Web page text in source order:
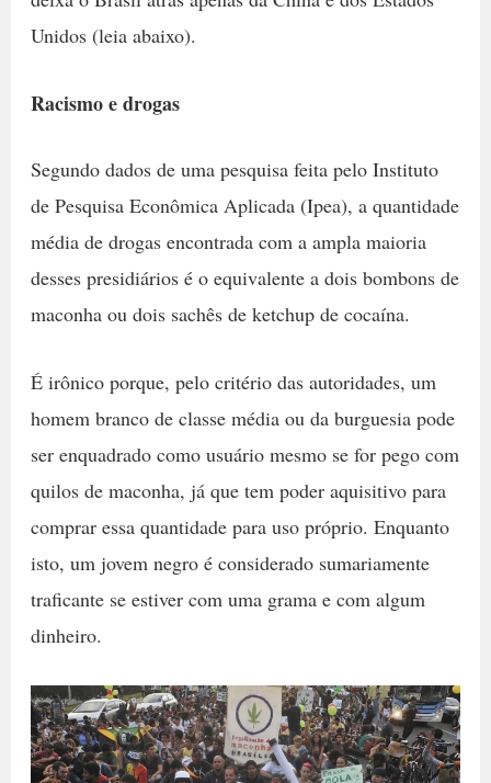
Unidos (leia abaixo).
Racismo e drogas
Segundo dados de uma pesquisa feita pelo Instituto
de Pesquisa Econômica Aplicada (Ipea), a quantidade
média de drogas encontrada com a ampla maioria
desses presidiários é o equivalente a dois bombons de
maconha ou dois sachês de ketchup de cocaína.
É irônico porque, pelo critério das autoridades, um
homem branco de classe média ou da burguesia pode
ser enquadrado como usuário mesmo se for pego com
quilos de maconha, já que tem poder aquisitivo para
comprar essa quantidade para uso próprio. Enquanto
isto, um jovem negro é considerado sumariamente
traficante se estiver com uma grama e com algum
dinheiro.